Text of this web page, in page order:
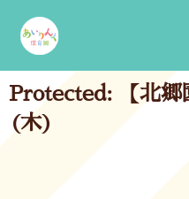
content
Protected: 【北郷
(木)